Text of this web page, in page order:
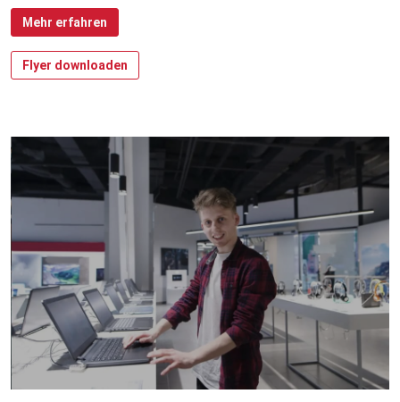
Mehr erfahren
Flyer downloaden